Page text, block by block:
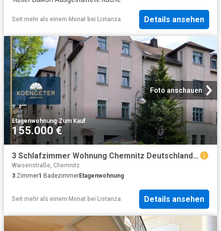
Seit mehr als einem Monat bei Listanza Details ansehen
Foto anschauen
Etagenwohnung·Zum Kauf
155.000 €
3 Schlafzimmer Wohnung Chemnitz Deutschland 78103174
Waisenstraße, Chemnitz
3 Zimmer1 BadezimmerEtagenwohnung
Seit mehr als einem Monat bei Listanza Details ansehen